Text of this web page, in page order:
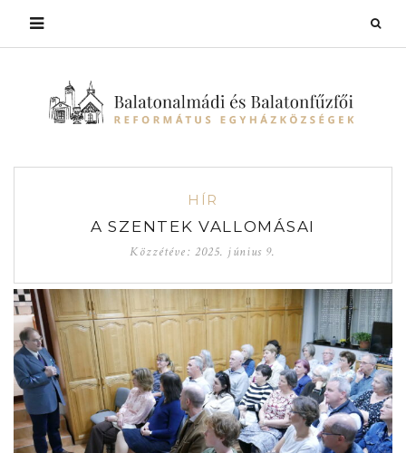
HÍR
A SZENTEK VALLOMÁSAI
Közzétéve: 2025. június 9.